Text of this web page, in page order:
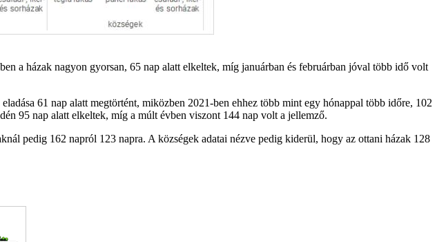
a házak nagyon gyorsan, 65 nap alatt elkeltek, míg januárban és februárban jóval több idő volt
61 nap alatt megtörtént, miközben 2021-ben ehhez több mint egy hónappal több időre, 102
95 nap alatt elkeltek, míg a múlt évben viszont 144 nap volt a jellemző.
pedig 162 napról 123 napra. A községek adatai nézve pedig kiderül, hogy az ottani házak 128